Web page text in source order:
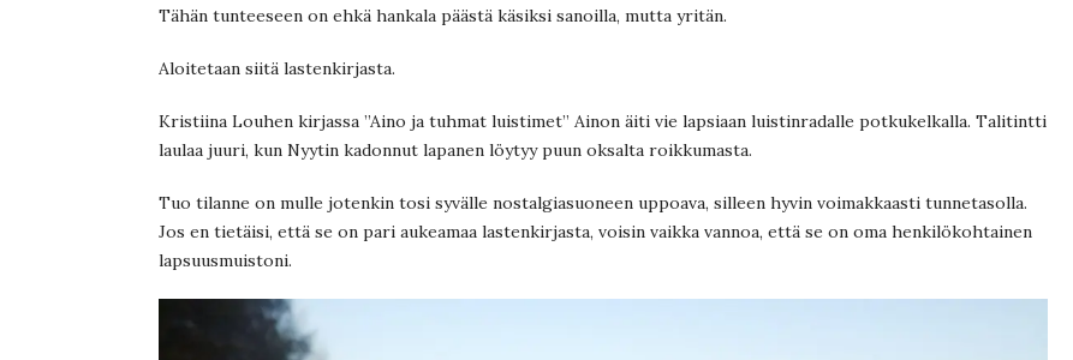
Tähän tunteeseen on ehkä hankala päästä käsiksi sanoilla, mutta yritän.
Aloitetaan siitä lastenkirjasta.
Kristiina Louhen kirjassa ”Aino ja tuhmat luistimet” Ainon äiti vie lapsiaan luistinradalle potkukelkalla. Talitintti
laulaa juuri, kun Nyytin kadonnut lapanen löytyy puun oksalta roikkumasta.
Tuo tilanne on mulle jotenkin tosi syvälle nostalgiasuoneen uppoava, silleen hyvin voimakkaasti tunnetasolla.
Jos en tietäisi, että se on pari aukeamaa lastenkirjasta, voisin vaikka vannoa, että se on oma henkilökohtainen
lapsuusmuistoni.